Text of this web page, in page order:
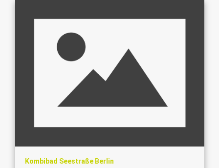
Kombibad Seestraße Berlin